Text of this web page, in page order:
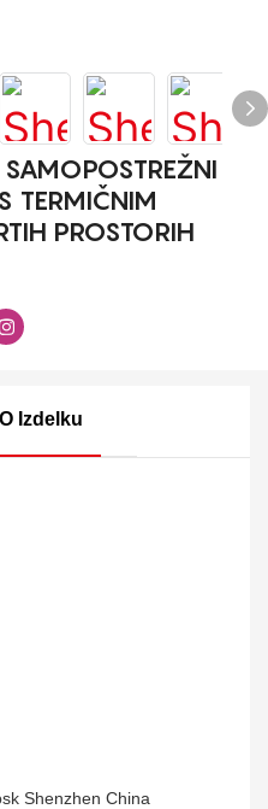
TERMIČNIM
PROSTORIH
Izdelku
Shenzhen China